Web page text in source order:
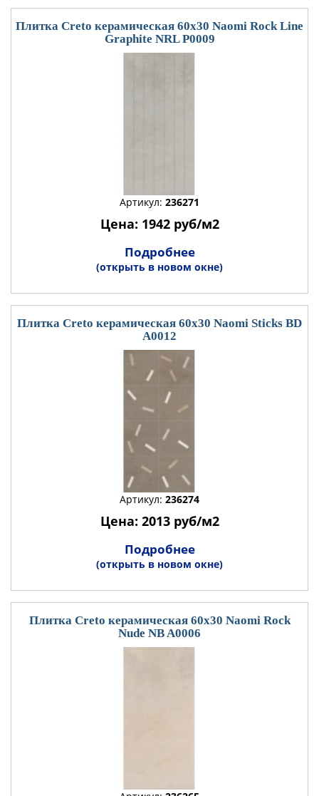
Плитка Creto керамическая 60x30 Naomi Rock Line
Graphite NRL P0009
Артикул: 236271
Цена: 1942 руб/м2
Подробнее
(открыть в новом окне)
Плитка Creto керамическая 60x30 Naomi Sticks BD
A0012
Артикул: 236274
Цена: 2013 руб/м2
Подробнее
(открыть в новом окне)
Плитка Creto керамическая 60x30 Naomi Rock
Nude NB A0006